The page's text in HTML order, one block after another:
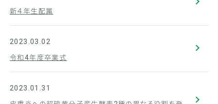
新４年生配属
2023.03.02
令和4年度卒業式
2023.01.31